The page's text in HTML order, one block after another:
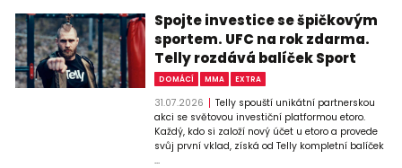
Spojte investice se špičkovým
sportem. UFC na rok zdarma.
Telly rozdává balíček Sport
DOMÁCÍ MMA EXTRA
31.07.2026
Telly spouští unikátní partnerskou
akci se světovou investiční platformou etoro.
Každý, kdo si založí nový účet u etoro a provede
svůj první vklad, získá od Telly kompletní balíček
...